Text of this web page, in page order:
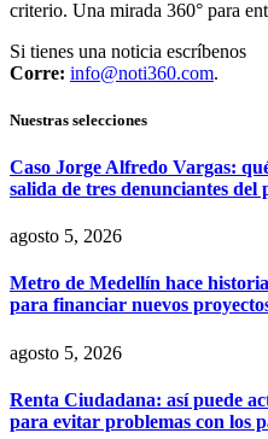
criterio. Una mirada 360° para
Si tienes una noticia escríbenos
Corre: info@noti360.com.
Nuestras selecciones
Caso Jorge Alfredo Vargas:
salida de tres denunciantes del
agosto 5, 2026
Metro de Medellín hace
para financiar nuevos
agosto 5, 2026
Renta Ciudadana: así puede
para evitar problemas con los